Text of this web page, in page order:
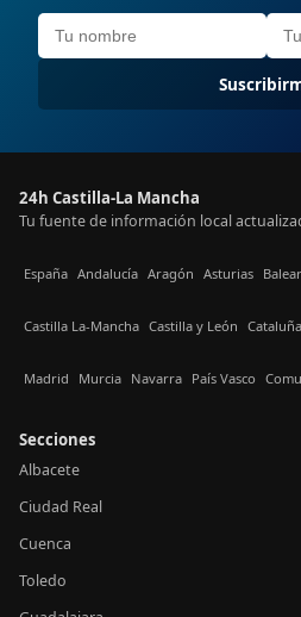
24h Castilla-La Mancha
Tu fuente de información local
España Andalucía Aragón Asturias
Castilla La-Mancha Castilla y León Cataluña
Madrid Murcia Navarra País Vasco
Secciones
Albacete
Ciudad Real
Cuenca
Toledo